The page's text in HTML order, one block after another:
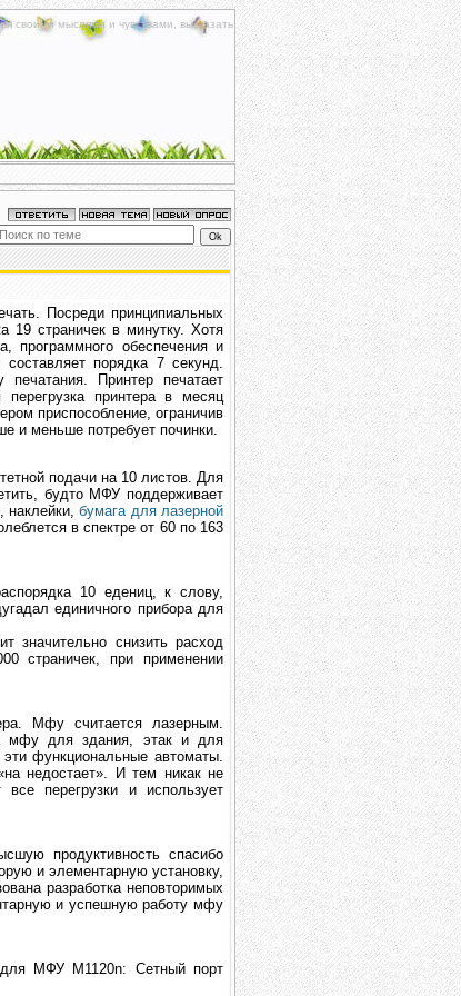
своими мыслями и чувствами, высказать
Посреди принципиальных
19 страничек в минутку. Хотя
программного обеспечения и
порядка 7 секунд.
Принтер печатает
принтера в месяц
приспособление, ограничив
и меньше потребует починки.
подачи на 10 листов. Для
будто МФУ поддерживает
наклейки,бумага для лазерной
в спектре от 60 по 163
10 едениц, к слову,
единичного прибора для
значительно снизить расход
страничек, при применении
Мфу считается лазерным.
мфу для здания, этак и для
функциональные автоматы.
недостает». И тем никак не
перегрузки и использует
продуктивность спасибо
и элементарную установку,
разработка неповторимых
и успешную работу мфу
для МФУ M1120n: Сетный порт